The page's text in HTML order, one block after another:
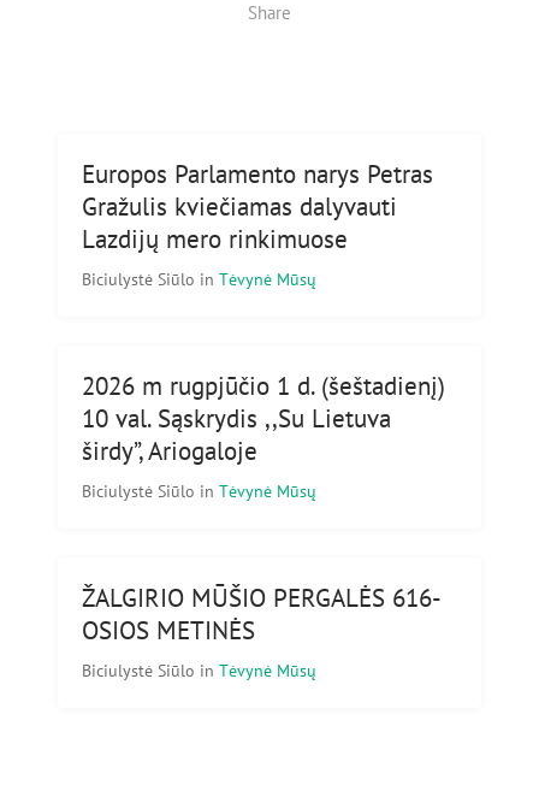
Share
Europos Parlamento narys Petras
Gražulis kviečiamas dalyvauti
Lazdijų mero rinkimuose
Biciulystė Siūlo in Tėvynė Mūsų
2026 m rugpjūčio 1 d. (šeštadienį)
10 val. Sąskrydis ,,Su Lietuva
širdy”, Ariogaloje
Biciulystė Siūlo in Tėvynė Mūsų
ŽALGIRIO MŪŠIO PERGALĖS 616-
OSIOS METINĖS
Biciulystė Siūlo in Tėvynė Mūsų